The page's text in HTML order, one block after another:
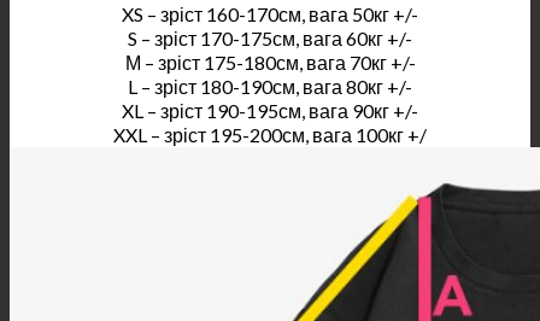
XS – зріст 160-170см, вага 50кг +/-
S – зріст 170-175см, вага 60кг +/-
М – зріст 175-180см, вага 70кг +/-
L – зріст 180-190см, вага 80кг +/-
XL – зріст 190-195см, вага 90кг +/-
XXL – зріст 195-200см, вага 100кг +/